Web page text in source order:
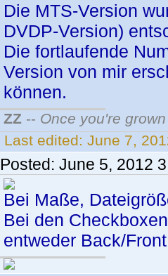
Die MTS-Version
DVDP-Version)
Die fortlaufende
Version von mir
können.
ZZ -- Once you're
Last edited: June 7,
Posted: June 5, 2012
Bei Maße,
Bei den
entweder Back/